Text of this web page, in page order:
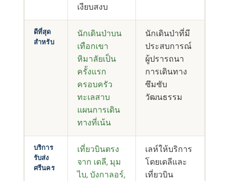
เงียบสงบ
ดีที่สุด
สําหรับ
นักเดินป่าบน
เทือกเขา
หิมาลัยเป็น
ครั้งแรก
ครอบครัว
ทะเลสาบ
แผนการเดิน
ทางที่เน้น
นักเดินป่าที่มี
ประสบการณ์
ผู้ปรารถนา
การเดินทาง
ซึมซับ
วัฒนธรรม
บริการ
รับส่ง
ศรีนคร
เที่ยวบินตรง
จาก เดลี, มุม
ไบ, บังกาลอร์,
เลห์ให้บริการ
โดยเดลีและ
เที่ยวบิน